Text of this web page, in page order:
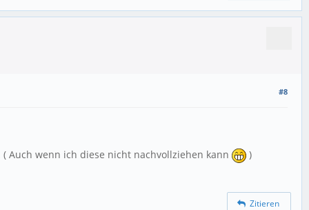
#8
Auch wenn ich diese nicht nachvollziehen kann )
Zitieren